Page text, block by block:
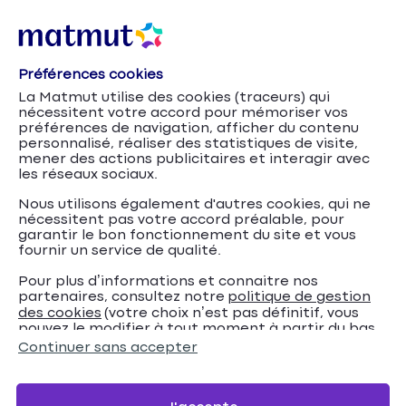
Accueil Mutuelle santé Conseils
Les étudiants, les
soins et la Sécurité sociale : état des lieux
Les étudiants, les soins
Préférences cookies
La Matmut utilise des cookies (traceurs) qui
nécessitent votre accord pour mémoriser vos
préférences de navigation, afficher du contenu
personnalisé, réaliser des statistiques de visite,
mener des actions publicitaires et interagir avec
les réseaux sociaux.
Nous utilisons également d'autres cookies, qui ne
nécessitent pas votre accord préalable, pour
garantir le bon fonctionnement du site et vous
fournir un service de qualité.
Pour plus d’informations et connaitre nos
partenaires, consultez notre politique de gestion
des cookies (votre choix n’est pas définitif, vous
pouvez le modifier à tout moment à partir du bas
de page de notre site).
Continuer sans accepter